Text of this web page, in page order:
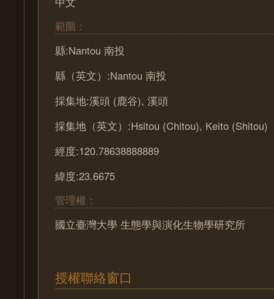
範圍：
縣:Nantou 南投
縣（英文）:Nantou 南投
採集地:溪頭 (鹿谷), 溪頭
採集地（英文）:Hsitou (Chitou), Keito (Shitou)
經度:120.78638888889
緯度:23.6675
管理權：
國立臺灣大學 生態學與演化生物學研究所
授權聯絡窗口